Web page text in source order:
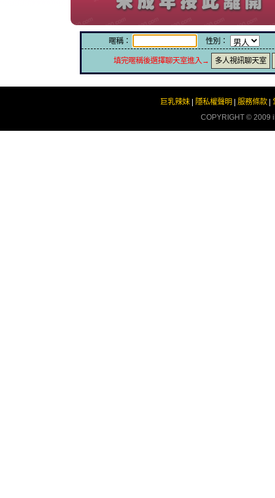
暱稱： 性別：
填完暱稱後選擇聊天室進入→ 多人視訊聊天室
巨乳辣妹| 隱私權聲明 服務條款|
COPYRIGHT © 2009